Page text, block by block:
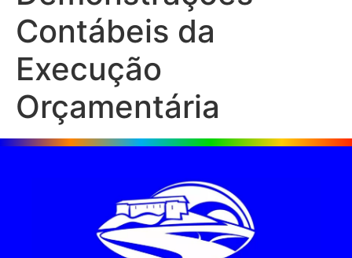
Contábeis da
Execução
Orçamentária